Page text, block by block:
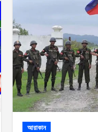
পাচ্ছে বাংলাদেশ
আগুনে পুড়ল বেশ কিছু বাড়ি
হচ্ছে
আরব আরাকান